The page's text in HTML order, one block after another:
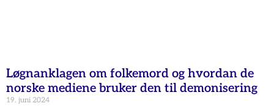
Løgnanklagen om folkemord og hvordan de
norske mediene bruker den til demonisering
19. juni 2024